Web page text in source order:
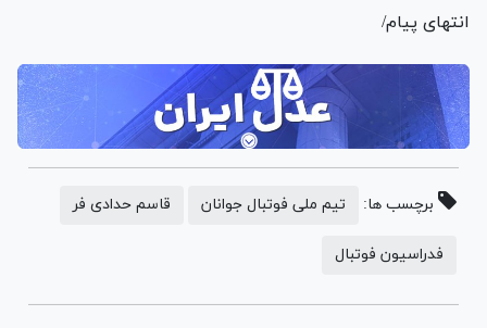
انتهای پیام/
برچسب ها: تیم ملی فوتبال جوانان قاسم حدادی فر
فدراسیون فوتبال